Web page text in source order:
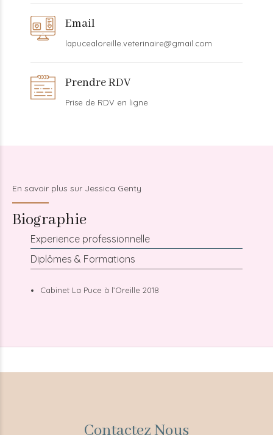
Email
lapucealoreille.veterinaire@gmail.com
Prendre RDV
Prise de RDV en ligne
En savoir plus sur Jessica Genty
Biographie
Experience professionnelle
Diplômes & Formations
Cabinet La Puce à l’Oreille 2018
Contactez Nous